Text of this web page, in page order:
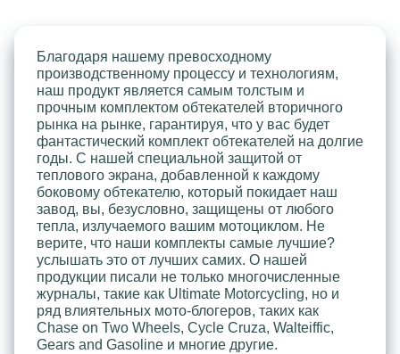
Благодаря нашему превосходному
производственному процессу и технологиям,
наш продукт является самым толстым и
прочным комплектом обтекателей вторичного
рынка на рынке, гарантируя, что у вас будет
фантастический комплект обтекателей на долгие
годы. С нашей специальной защитой от
теплового экрана, добавленной к каждому
боковому обтекателю, который покидает наш
завод, вы, безусловно, защищены от любого
тепла, излучаемого вашим мотоциклом. Не
верите, что наши комплекты самые лучшие?
услышать это от лучших самих. О нашей
продукции писали не только многочисленные
журналы, такие как Ultimate Motorcycling, но и
ряд влиятельных мото-блогеров, таких как
Chase on Two Wheels, Cycle Cruza, Walteiffic,
Gears and Gasoline и многие другие.